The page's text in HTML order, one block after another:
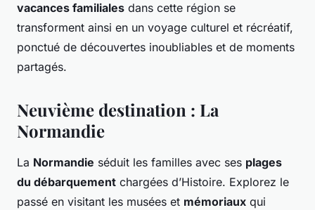
vacances familiales dans cette région se
transforment ainsi en un voyage culturel et récréatif,
ponctué de découvertes inoubliables et de moments
partagés.
Neuvième destination : La
Normandie
La Normandie séduit les familles avec ses plages
du débarquement chargées d’Histoire. Explorez le
passé en visitant les musées et mémoriaux qui